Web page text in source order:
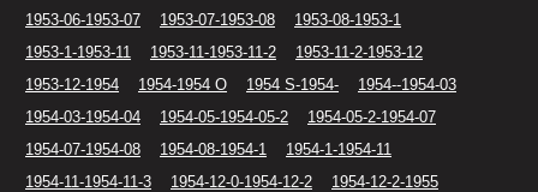
1953-06-1953-07 1953-07-1953-08
1953-08-1953-1
1953-1-1953-11
1953-11-1953-11-2
1953-11-2-1953-12
1953-12-1954
1954-1954 O 1954 S-1954-
1954--1954-03
1954-03-1954-04
1954-05-1954-05-2
1954-05-2-1954-07
1954-07-1954-08
1954-08-1954-1
1954-1-1954-11
1954-11-1954-11-3
1954-12-0-1954-12-2
1954-12-2-1955